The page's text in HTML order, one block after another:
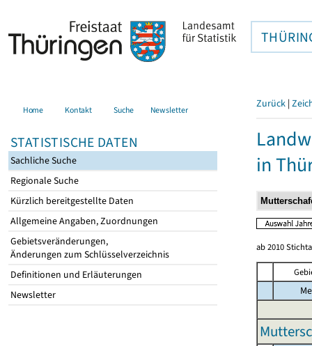
Home Kontakt Suche Newsletter
STATISTISCHE DATEN
Sachliche Suche
Regionale Suche
Kürzlich bereitgestellte Daten
Allgemeine Angaben, Zuordnungen
Gebietsveränderungen,
Änderungen zum Schlüsselverzeichnis
Definitionen und Erläuterungen
Newsletter
Zurück |
in
ab 2010